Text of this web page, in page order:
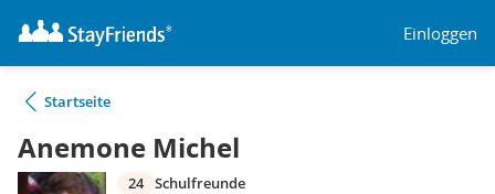
Einloggen
Startseite
Anemone Michel
24 Schulfreunde